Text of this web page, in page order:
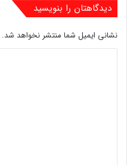
دیدگاهتان را بنویسید
نشانی ایمیل شما منتشر نخواهد شد.